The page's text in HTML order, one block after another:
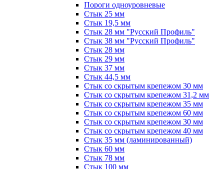
Пороги одноуровневые
Стык 25 мм
Стык 19,5 мм
Стык 28 мм "Русский Профиль"
Стык 38 мм "Русский Профиль"
Стык 28 мм
Стык 29 мм
Стык 37 мм
Стык 44,5 мм
Стык со скрытым крепежом 30 мм
Стык со скрытым крепежом 31,2 мм
Стык со скрытым крепежом 35 мм
Стык со скрытым крепежом 60 мм
Стык со скрытым крепежом 30 мм
Стык со скрытым крепежом 40 мм
Стык 35 мм (ламинированный)
Стык 60 мм
Стык 78 мм
Стык 100 мм